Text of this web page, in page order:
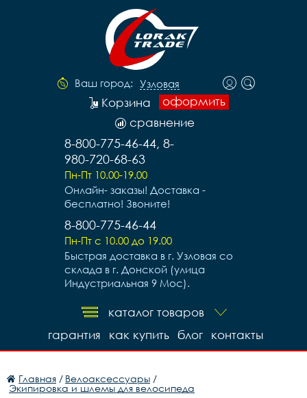
Ваш город: Узловая
оформить
Корзина
сравнение
8-800-775-46-44, 8-
980-720-68-63
Пн-Пт 10.00-19.00
Онлайн- заказы! Доставка -
бесплатно! Звоните!
8-800-775-46-44
Пн-Пт с 10.00 до 19.00
Быстрая доставка в г. Узловая со
склада в г. Донской (улица
Индустриальная 9 Мос).
каталог товаров
контакты
блог
как купить
гарантия
Главная / Велоаксессуары /
Экипировка и шлемы для велосипеда